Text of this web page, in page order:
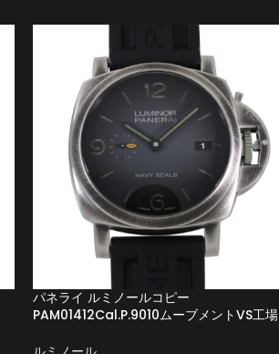
パネライ ルミノールコピー
PAM01412Cal.P.9010ムーブメントVS工場
ルミノール